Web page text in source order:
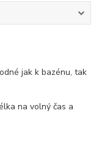
jak k bazénu, tak
na volný čas a